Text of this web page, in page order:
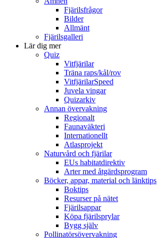
Fjärilsfrågor
Bilder
Allmänt
Fjärilsgalleri
Lär dig mer
Quiz
Vitfjärilar
Träna raps/kål/rov
VitfjärilarSpeed
Juvela vingar
Quizarkiv
Annan övervakning
Regionalt
Faunaväkteri
Internationellt
Atlasprojekt
Naturvård och fjärilar
EUs habitatdirektiv
Arter med åtgärdsprogram
Böcker, appar, material och länktips
Boktips
Resurser på nätet
Fjärilsappar
Köpa fjärilsprylar
Bygg själv
Pollinatörsövervakning